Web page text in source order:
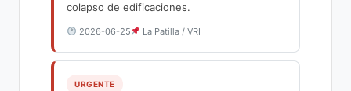
colapso de edificaciones.
2026-06-25 La Patilla / VRI
URGENTE